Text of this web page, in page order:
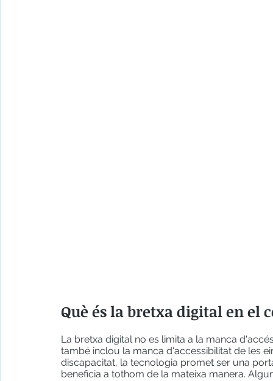
Què és la bretxa digital en el
La bretxa digital no es limita a la manca
també inclou la manca d'accessibilitat de les
discapacitat, la tecnologia promet ser una
beneficia a tothom de la mateixa manera.